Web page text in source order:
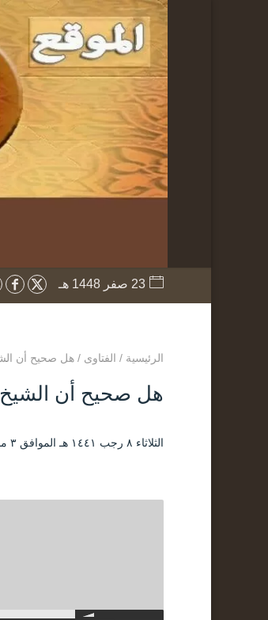
23 صفر 1448 هـ
الرئيسية / الفتاوى / هل صحيح أن
هل صحيح أن
الثلاثاء ۸ رجب ۱٤٤۱ هـ الموافق ۳ مارس ۲۰۲۰ مـ |